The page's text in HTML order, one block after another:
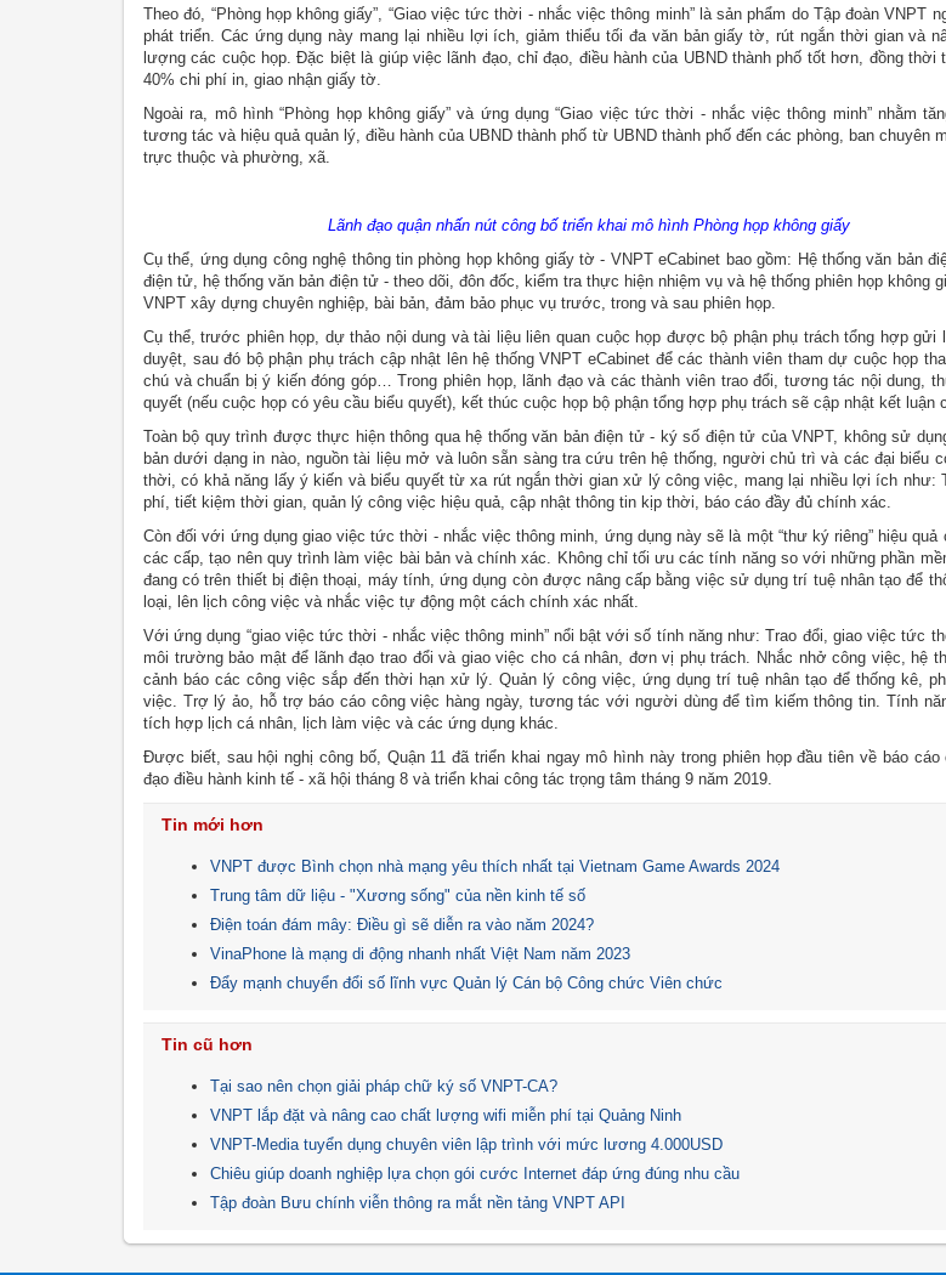
Theo đó, “Phòng họp không giấy”, “Giao việc tức thời - nhắc việc thông minh” là sản phẩm do Tập đoàn VNPT
phát triển. Các ứng dụng này mang lại nhiều lợi ích, giảm thiểu tối đa văn bản giấy tờ, rút ngắn thời gian và
lượng các cuộc họp. Đặc biệt là giúp việc lãnh đạo, chỉ đạo, điều hành của UBND thành phố tốt hơn, đồng thời
40% chi phí in, giao nhận giấy tờ.
Ngoài ra, mô hình “Phòng họp không giấy” và ứng dụng “Giao việc tức thời - nhắc việc thông minh” nhằm
tương tác và hiệu quả quản lý, điều hành của UBND thành phố từ UBND thành phố đến các phòng, ban chuyên
trực thuộc và phường, xã.
Lãnh đạo quận nhấn nút công bố triển khai mô hình Phòng họp không giấy
Cụ thể, ứng dụng công nghệ thông tin phòng họp không giấy tờ - VNPT eCabinet bao gồm: Hệ thống văn bản
điện tử, hệ thống văn bản điện tử - theo dõi, đôn đốc, kiểm tra thực hiện nhiệm vụ và hệ thống phiên họp không
VNPT xây dựng chuyên nghiệp, bài bản, đảm bảo phục vụ trước, trong và sau phiên họp.
Cụ thể, trước phiên họp, dự thảo nội dung và tài liệu liên quan cuộc họp được bộ phận phụ trách tổng hợp gửi
duyệt, sau đó bộ phận phụ trách cập nhật lên hệ thống VNPT eCabinet để các thành viên tham dự cuộc họp
chú và chuẩn bị ý kiến đóng góp… Trong phiên họp, lãnh đạo và các thành viên trao đổi, tương tác nội dung,
quyết (nếu cuộc họp có yêu cầu biểu quyết), kết thúc cuộc họp bộ phận tổng hợp phụ trách sẽ cập nhật kết luận
Toàn bộ quy trình được thực hiện thông qua hệ thống văn bản điện tử - ký số điện tử của VNPT, không sử
bản dưới dạng in nào, nguồn tài liệu mở và luôn sẵn sàng tra cứu trên hệ thống, người chủ trì và các đại biểu
thời, có khả năng lấy ý kiến và biểu quyết từ xa rút ngắn thời gian xử lý công việc, mang lại nhiều lợi ích như:
phí, tiết kiệm thời gian, quản lý công việc hiệu quả, cập nhật thông tin kịp thời, báo cáo đầy đủ chính xác.
Còn đối với ứng dụng giao việc tức thời - nhắc việc thông minh, ứng dụng này sẽ là một “thư ký riêng” hiệu quả
các cấp, tạo nên quy trình làm việc bài bản và chính xác. Không chỉ tối ưu các tính năng so với những phần
đang có trên thiết bị điện thoại, máy tính, ứng dụng còn được nâng cấp bằng việc sử dụng trí tuệ nhân tạo để
loại, lên lịch công việc và nhắc việc tự động một cách chính xác nhất.
Với ứng dụng “giao việc tức thời - nhắc việc thông minh” nổi bật với số tính năng như: Trao đổi, giao việc tức
môi trường bảo mật để lãnh đạo trao đổi và giao việc cho cá nhân, đơn vị phụ trách. Nhắc nhở công việc, hệ
cảnh báo các công việc sắp đến thời hạn xử lý. Quản lý công việc, ứng dụng trí tuệ nhân tạo để thống kê,
việc. Trợ lý ảo, hỗ trợ báo cáo công việc hàng ngày, tương tác với người dùng để tìm kiếm thông tin. Tính
tích hợp lịch cá nhân, lịch làm việc và các ứng dụng khác.
Được biết, sau hội nghị công bố, Quận 11 đã triển khai ngay mô hình này trong phiên họp đầu tiên về báo cáo
đạo điều hành kinh tế - xã hội tháng 8 và triển khai công tác trọng tâm tháng 9 năm 2019.
Tin mới hơn
VNPT được Bình chọn nhà mạng yêu thích nhất tại Vietnam Game Awards 2024
Trung tâm dữ liệu - "Xương sống" của nền kinh tế số
Điện toán đám mây: Điều gì sẽ diễn ra vào năm 2024?
VinaPhone là mạng di động nhanh nhất Việt Nam năm 2023
Đẩy mạnh chuyển đổi số lĩnh vực Quản lý Cán bộ Công chức Viên chức
Tin cũ hơn
Tại sao nên chọn giải pháp chữ ký số VNPT-CA?
VNPT lắp đặt và nâng cao chất lượng wifi miễn phí tại Quảng Ninh
VNPT-Media tuyển dụng chuyên viên lập trình với mức lương 4.000USD
Chiêu giúp doanh nghiệp lựa chọn gói cước Internet đáp ứng đúng nhu cầu
Tập đoàn Bưu chính viễn thông ra mắt nền tảng VNPT API